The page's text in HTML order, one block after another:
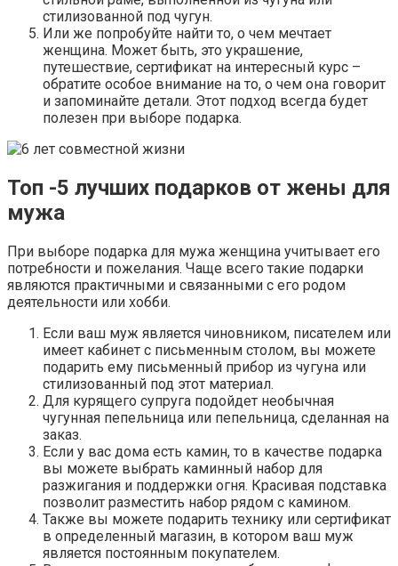
стилизованной под чугун.
Или же попробуйте найти то, о чем мечтает
женщина. Может быть, это украшение,
путешествие, сертификат на интересный курс –
обратите особое внимание на то, о чем она говорит
и запоминайте детали. Этот подход всегда будет
полезен при выборе подарка.
Топ -5 лучших подарков от жены для
мужа
При выборе подарка для мужа женщина учитывает его
потребности и пожелания. Чаще всего такие подарки
являются практичными и связанными с его родом
деятельности или хобби.
Если ваш муж является чиновником, писателем или
имеет кабинет с письменным столом, вы можете
подарить ему письменный прибор из чугуна или
стилизованный под этот материал.
Для курящего супруга подойдет необычная
чугунная пепельница или пепельница, сделанная на
заказ.
Если у вас дома есть камин, то в качестве подарка
вы можете выбрать каминный набор для
разжигания и поддержки огня. Красивая подставка
позволит разместить набор рядом с камином.
Также вы можете подарить технику или сертификат
в определенный магазин, в котором ваш муж
является постоянным покупателем.